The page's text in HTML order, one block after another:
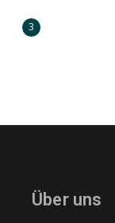
3
Über uns